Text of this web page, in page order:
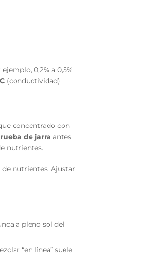
ejemplo, 0,2% a 0,5%
(conductividad)
concentrado con
de jarra antes
nutrientes.
de nutrientes. Ajustar
a pleno sol del
“en línea” suele